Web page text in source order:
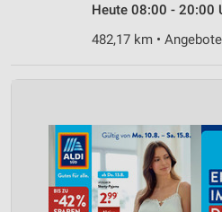
Heute 08:00 - 20:00
482,17 km •